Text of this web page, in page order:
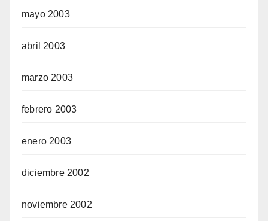
mayo 2003
abril 2003
marzo 2003
febrero 2003
enero 2003
diciembre 2002
noviembre 2002